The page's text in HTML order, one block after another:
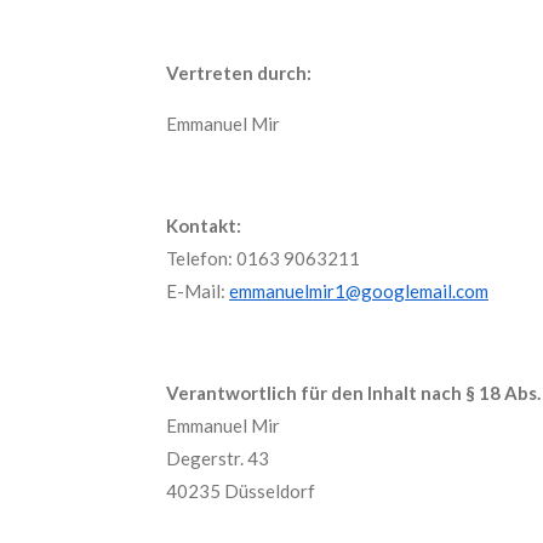
Vertreten durch:
Emmanuel Mir
Kontakt:
Telefon: 0163 9063211
E-Mail: emmanuelmir1@googlemail.com
Verantwortlich für den Inhalt nach § 18 Abs.
Emmanuel Mir
Degerstr. 43
40235 Düsseldorf